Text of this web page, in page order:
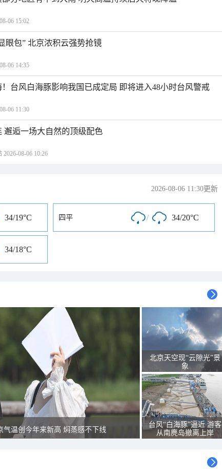
06 15:02
眼包” 北京浓积云强势抢镜
06 14:35
台风白海豚影响我国已成定局 即将进入48小时台风警戒
06 11:30
邂逅一场大自然的顶级配色
08-06 10:26
2026-08-06 11:30更新
34/19°C 四平 / 34/20°C
34/18°C
气温创今年来新高 焖蒸感不下线
北京天空现“云隙光”景
象
台风“白海豚”逼近 游客
从南麂岛撤离上岸